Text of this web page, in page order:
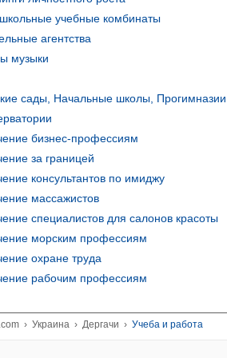
учебные комбинаты
агентства
музыки
сады, Начальные школы, Прогимназии
бизнес-профессиям
за границей
консультантов по имиджу
массажистов
специалистов для салонов красоты
морским профессиям
охране труда
рабочим профессиям
› Украина › Дергачи › Учеба и работа